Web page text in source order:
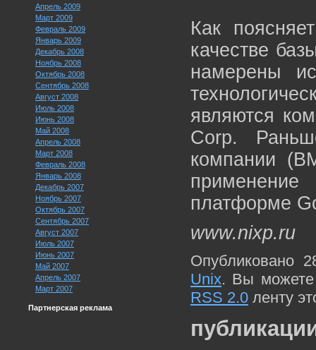
Апрель 2009
Март 2009
Февраль 2009
Январь 2009
Декабрь 2008
Ноябрь 2008
Октябрь 2008
Сентябрь 2008
Август 2008
Июль 2008
Июнь 2008
Май 2008
Апрель 2008
Март 2008
Февраль 2008
Январь 2008
Декабрь 2007
Ноябрь 2007
Октябрь 2007
Сентябрь 2007
Август 2007
Июль 2007
Июнь 2007
Май 2007
Апрель 2007
Март 2007
Партнерская реклама
Как
качестве
намерены
являются
Corp.
компании
платформе
www.nixp.ru
Опубликовано
Unix. Вы можете
RSS 2.0 ленту